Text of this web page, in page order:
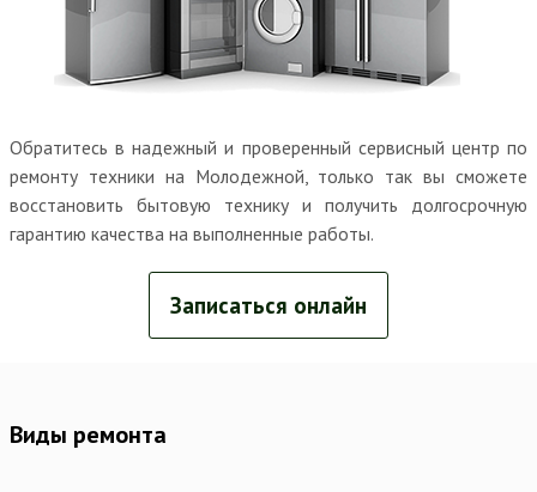
Обратитесь в надежный и проверенный сервисный центр по
ремонту техники на Молодежной, только так вы сможете
восстановить бытовую технику и получить долгосрочную
гарантию качества на выполненные работы.
Записаться онлайн
Виды ремонта